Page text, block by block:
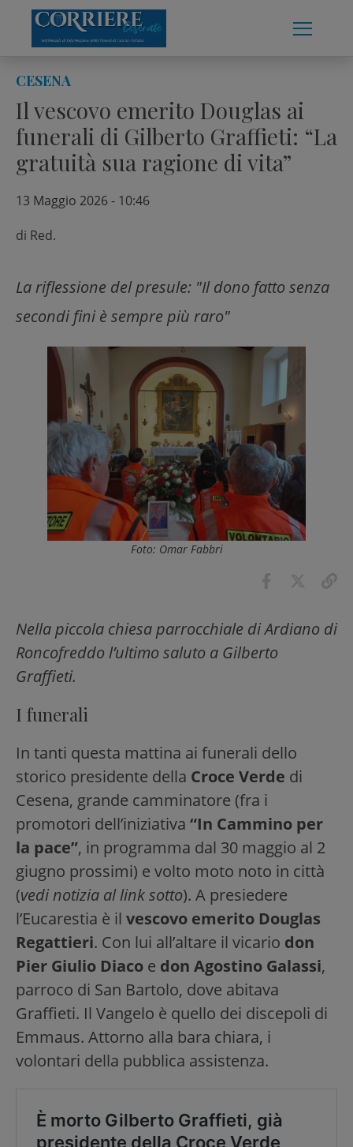
content
CESENA
Il vescovo emerito Douglas ai
funerali di Gilberto Graffieti: “La
gratuità sua ragione di vita”
13 Maggio 2026 - 10:46
di Red.
La riflessione del presule: "Il dono fatto senza
secondi fini è sempre più raro"
Foto: Omar Fabbri
Nella piccola chiesa parrocchiale di Ardiano di
Roncofreddo l’ultimo saluto a Gilberto
Graffieti.
I funerali
In tanti questa mattina ai funerali dello
storico presidente della Croce Verde di
Cesena, grande camminatore (fra i
promotori dell’iniziativa “In Cammino per
la pace”, in programma dal 30 maggio al 2
giugno prossimi) e volto moto noto in città
(vedi notizia al link sotto). A presiedere
l’Eucarestia è il vescovo emerito Douglas
Regattieri. Con lui all’altare il vicario don
Pier Giulio Diaco e don Agostino Galassi,
parroco di San Bartolo, dove abitava
Graffieti. Il Vangelo è quello dei discepoli di
Emmaus. Attorno alla bara chiara, i
volontari della pubblica assistenza.